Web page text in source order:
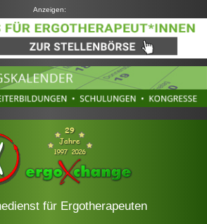
Anzeigen:
für Ergotherapeuten